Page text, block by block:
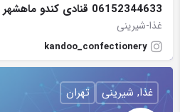
06152344633 قنادی کندو ماهشهر
غذا-شیرینی
kandoo_confectionery
غذا, شیرینی تهران